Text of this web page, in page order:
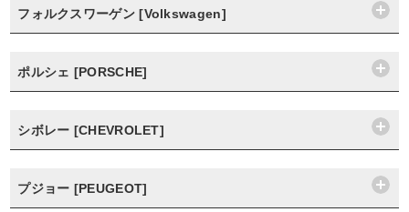
フォルクスワーゲン [Volkswagen]
ポルシェ [PORSCHE]
シボレー [CHEVROLET]
プジョー [PEUGEOT]